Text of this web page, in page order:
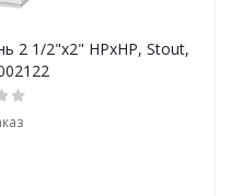
2 1/2"х2" НРхНР, Stout,